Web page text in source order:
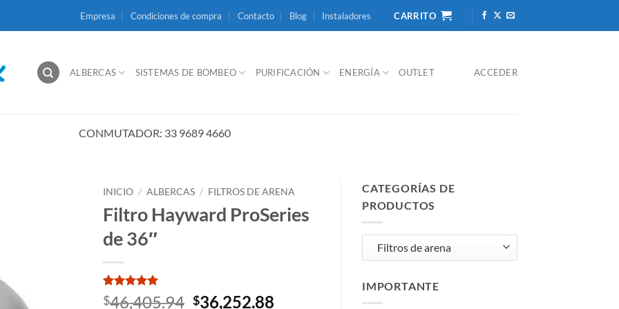
Empresa Condiciones de compra Contacto Blog Instaladores CARRITO
ALBERCAS SISTEMAS DE BOMBEO PURIFICACIÓN ENERGÍA OUTLET ACCEDER
CONMUTADOR: 33 9689 4660
INICIO / ALBERCAS / FILTROS DE ARENA
Filtro Hayward ProSeries
de 36″
Valorado
1
$46,405.94 El
$36,252.88
CATEGORÍAS DE
PRODUCTOS
IMPORTANTE